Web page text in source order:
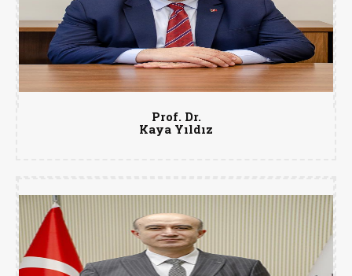
Prof. Dr.
Kaya Yıldız